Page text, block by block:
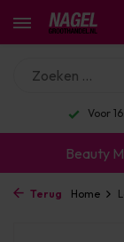
Voor
Beauty
Terug Home